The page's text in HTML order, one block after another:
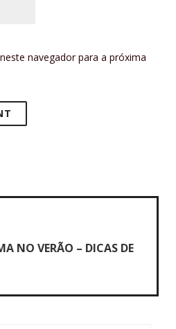
navegador para a próxima
NO VERÃO – DICAS DE